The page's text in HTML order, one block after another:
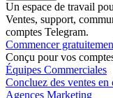
Un espace de travail
Ventes, support,
comptes Telegram.
Commencer
Conçu pour vos
Équipes Commerciales
Concluez des ventes en
Agences Marketing